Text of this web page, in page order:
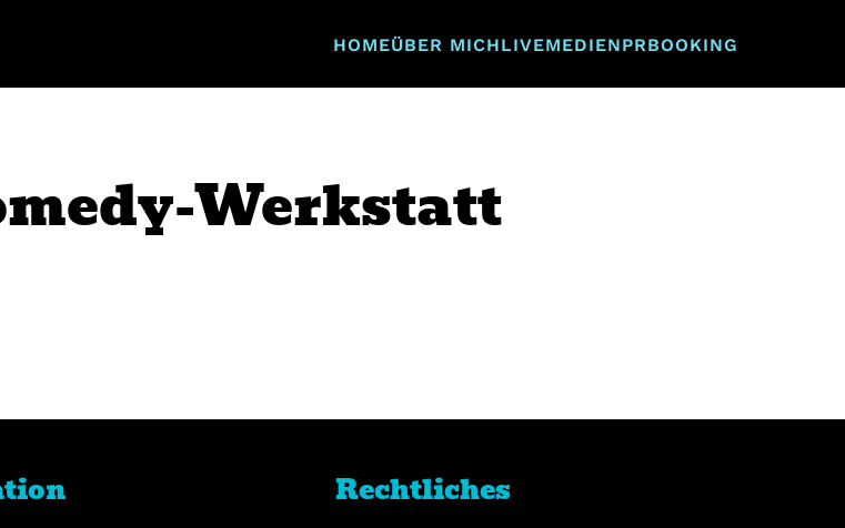
HOMEÜBER MICHLIVEMEDIENPRBOOKING
Werkstatt
Rechtliches